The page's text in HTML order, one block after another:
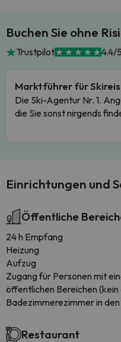
Buchen Sie ohne
Trustpilot 4.4/5
Marktführer für
Die Ski-Agentur Nr. 1.
die Sie sonst nirgends
Einrichtungen und
Öffentliche
24 h Empfang
Heizung
Aufzug
Zugang für Personen mit
öffentlichen Bereichen
Badezimmerezimmer in
Restaurant